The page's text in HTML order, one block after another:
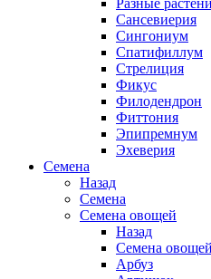
Разные
Сансевиерия
Сингониум
Спатифиллум
Стрелиция
Фикус
Филодендрон
Фиттония
Эпипремнум
Эхеверия
Семена
Назад
Семена
Семена овощей
Назад
Семена овощей
Арбуз